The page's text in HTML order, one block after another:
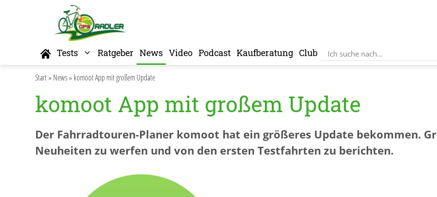
Home
Tests Ratgeber News Video Podcast Kaufberatung Club
Start» News» komoot App mit großem Update
komoot App mit großem Update
Der Fahrradtouren-Planer komoot hat ein größeres Update bekommen.
Neuheiten zu werfen und von den ersten Testfahrten zu berichten.